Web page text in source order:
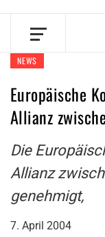
NEWS
Europäische
Allianz
Die
Allianz
genehmigt,
7. April 2004